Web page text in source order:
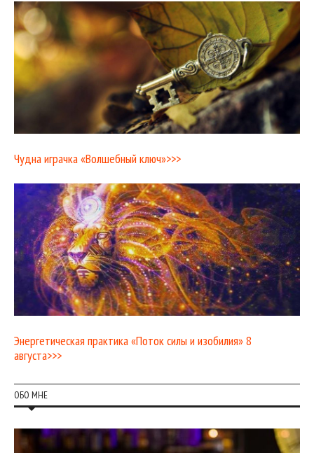
Чудна играчка «Волшебный ключ»>>>
Энергетическая практика «Поток силы и изобилия» 8
августа>>>
ОБО МНЕ